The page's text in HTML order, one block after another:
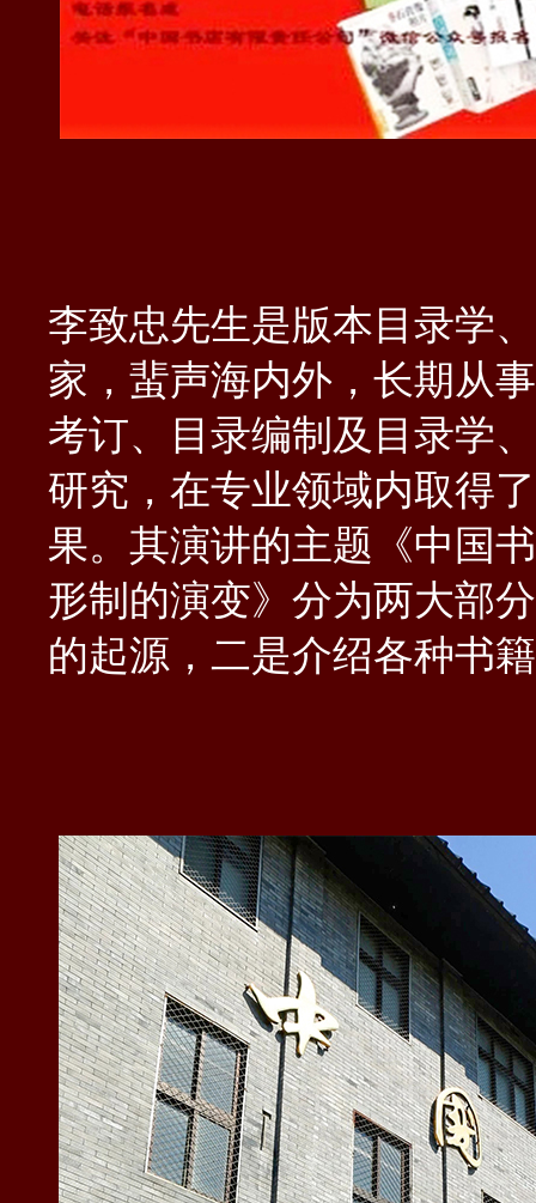
李致忠先生是版本目录学
家，蜚声海内外，长期从
考订、目录编制及目录学
研究，在专业领域内取得
果。 其演讲的主题《中国
形制的演变》分为两大部
的起源，二是介绍各种书